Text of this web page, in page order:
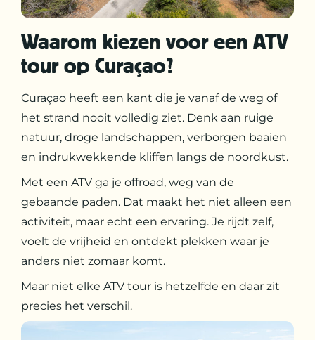
Waarom kiezen voor een ATV
tour op Curaçao?
Curaçao heeft een kant die je vanaf de weg of
het strand nooit volledig ziet. Denk aan ruige
natuur, droge landschappen, verborgen baaien
en indrukwekkende kliffen langs de noordkust.
Met een ATV ga je offroad, weg van de
gebaande paden. Dat maakt het niet alleen een
activiteit, maar echt een ervaring. Je rijdt zelf,
voelt de vrijheid en ontdekt plekken waar je
anders niet zomaar komt.
Maar niet elke ATV tour is hetzelfde en daar zit
precies het verschil.